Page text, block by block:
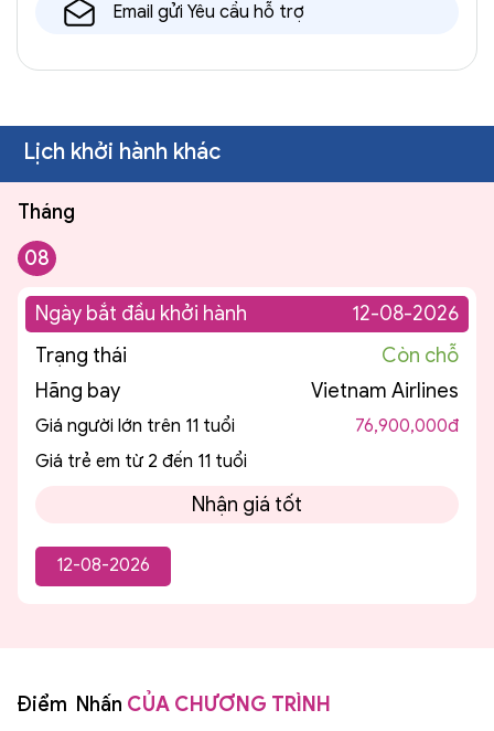
Email gửi Yêu cầu hỗ trợ
Lịch khởi hành khác
Tháng
08
Ngày bắt đầu khởi hành
12-08-2026
Trạng thái
Còn chỗ
Hãng bay
Vietnam Airlines
Giá người lớn trên 11 tuổi
76,900,000đ
Giá trẻ em từ 2 đến 11 tuổi
Nhận giá tốt
12-08-2026
Điểm Nhấn CỦA CHƯƠNG TRÌNH